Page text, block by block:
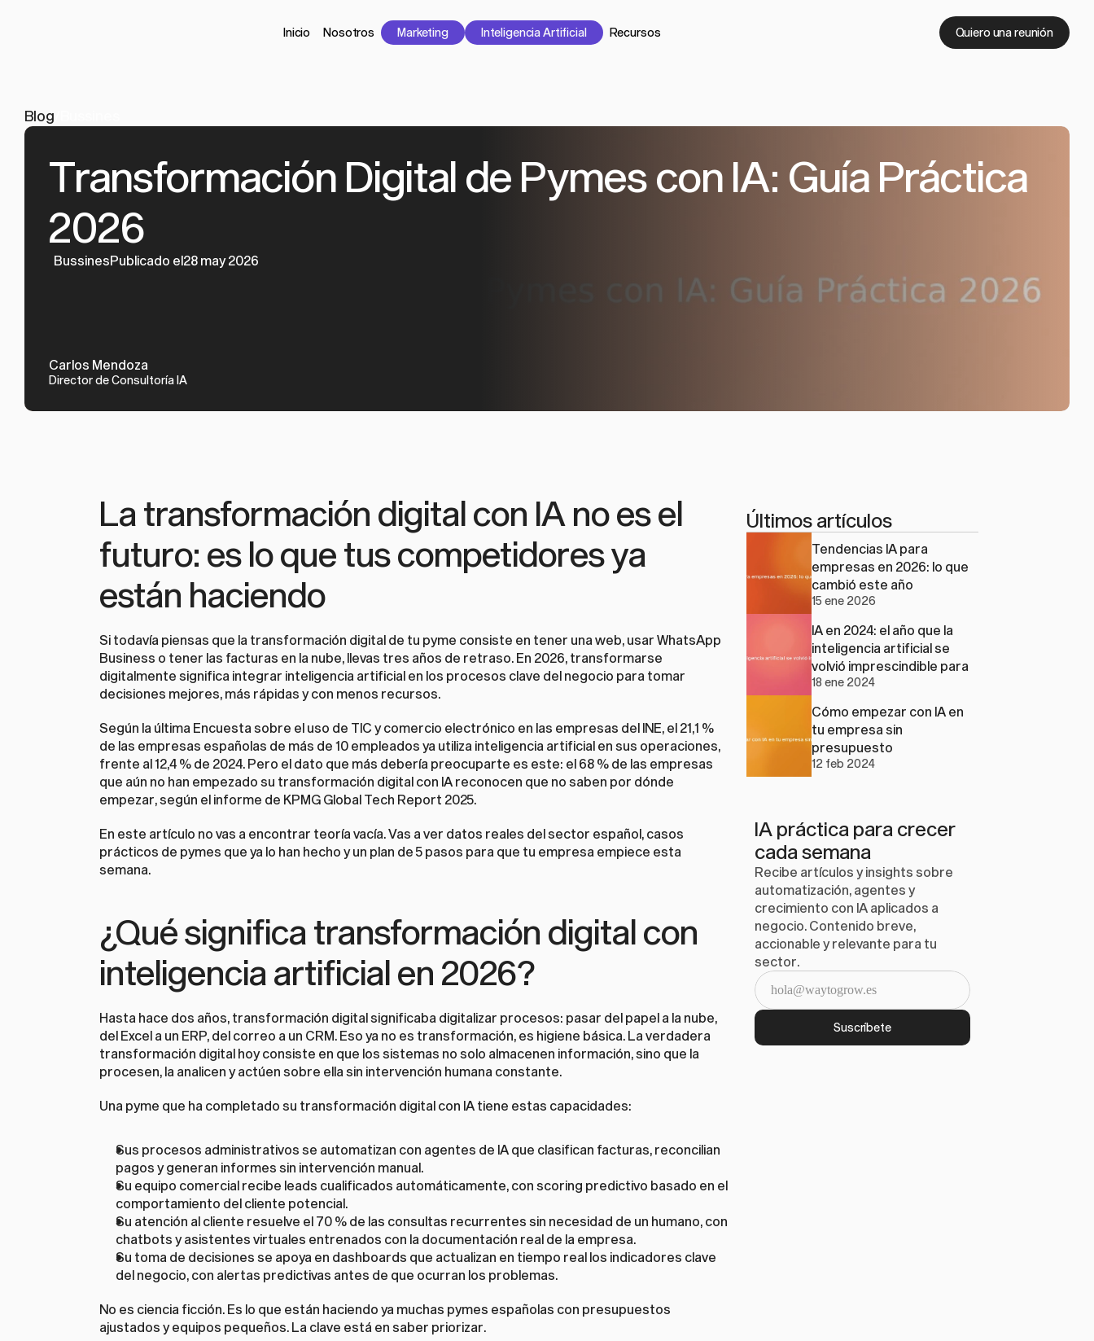
Inicio Nosotros Marketing Inteligencia Artificial Recursos Quiero una reunión
Blog
Transformación Digital de Pymes con IA: Guía Práctica
2026
BussinesPublicado el28 may 2026
Carlos Mendoza
Director de Consultoría IA
La transformación digital con IA no es el
futuro: es lo que tus competidores ya
están haciendo
Si todavía piensas que la transformación digital de tu pyme consiste en tener una web, usar WhatsApp
Business o tener las facturas en la nube, llevas tres años de retraso. En 2026, transformarse
digitalmente significa integrar inteligencia artificial en los procesos clave del negocio para tomar
decisiones mejores, más rápidas y con menos recursos.
Según la última Encuesta sobre el uso de TIC y comercio electrónico en las empresas del INE, el 21,1 %
de las empresas españolas de más de 10 empleados ya utiliza inteligencia artificial en sus operaciones,
frente al 12,4 % de 2024. Pero el dato que más debería preocuparte es este: el 68 % de las empresas
que aún no han empezado su transformación digital con IA reconocen que no saben por dónde
empezar, según el informe de KPMG Global Tech Report 2025.
En este artículo no vas a encontrar teoría vacía. Vas a ver datos reales del sector español, casos
prácticos de pymes que ya lo han hecho y un plan de 5 pasos para que tu empresa empiece esta
semana.
¿Qué significa transformación digital con
inteligencia artificial en 2026?
Hasta hace dos años, transformación digital significaba digitalizar procesos: pasar del papel a la nube,
del Excel a un ERP, del correo a un CRM. Eso ya no es transformación, es higiene básica. La verdadera
transformación digital hoy consiste en que los sistemas no solo almacenen información, sino que la
procesen, la analicen y actúen sobre ella sin intervención humana constante.
Una pyme que ha completado su transformación digital con IA tiene estas capacidades:
Sus procesos administrativos se automatizan con agentes de IA que clasifican facturas, reconcilian
pagos y generan informes sin intervención manual.
Su equipo comercial recibe leads cualificados automáticamente, con scoring predictivo basado en el
comportamiento del cliente potencial.
Su atención al cliente resuelve el 70 % de las consultas recurrentes sin necesidad de un humano, con
chatbots y asistentes virtuales entrenados con la documentación real de la empresa.
Su toma de decisiones se apoya en dashboards que actualizan en tiempo real los indicadores clave
del negocio, con alertas predictivas antes de que ocurran los problemas.
No es ciencia ficción. Es lo que están haciendo ya muchas pymes españolas con presupuestos
ajustados y equipos pequeños. La clave está en saber priorizar.
Últimos artículos
Tendencias IA para
empresas en 2026: lo que
cambió este año
15 ene 2026
IA en 2024: el año que la
inteligencia artificial se
volvió imprescindible para
las pymes
18 ene 2024
Cómo empezar con IA en
tu empresa sin
presupuesto
12 feb 2024
IA práctica para crecer
cada semana
Recibe artículos y insights sobre
automatización, agentes y
crecimiento con IA aplicados a
negocio. Contenido breve,
accionable y relevante para tu
sector.
Suscríbete